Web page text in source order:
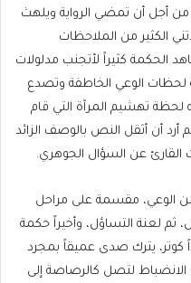
من أجل أن تمضي الرواية ويلهث
الكثير من الملاحظات
الحكمة كثيراً لأتجنب مدلولات
الوعي الخاطفة وتصدع
لحظة تهشيم المرآة التي قام
أن أثقل النص بالوصف الزائد
القارئ عن السؤال الجوهري.
من الوعي، مقسمة على مراحل
ثم لعنة التساؤل، وأخيراً حكمة
يترك صدى عميقاً بمجرد
الانضباط لتصل كالرصاصة إلى